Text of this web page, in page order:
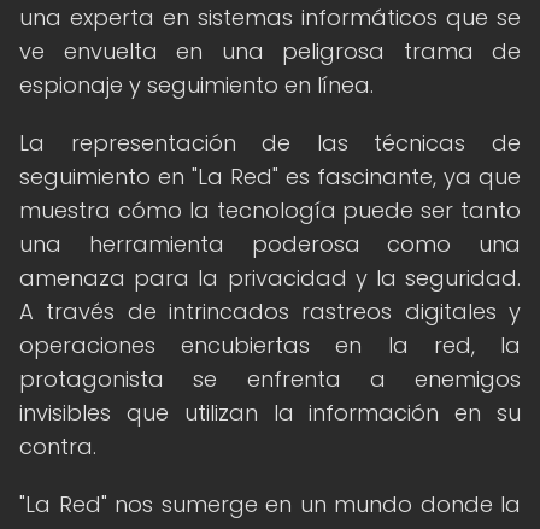
una experta en sistemas informáticos que se
ve envuelta en una peligrosa trama de
espionaje y seguimiento en línea.
La representación de las técnicas de
seguimiento en "La Red" es fascinante, ya que
muestra cómo la tecnología puede ser tanto
una herramienta poderosa como una
amenaza para la privacidad y la seguridad.
A través de intrincados rastreos digitales y
operaciones encubiertas en la red, la
protagonista se enfrenta a enemigos
invisibles que utilizan la información en su
contra.
"La Red" nos sumerge en un mundo donde la